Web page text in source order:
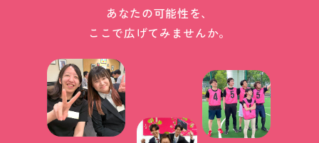
あなたの可能性を、
ここで広げてみませんか。